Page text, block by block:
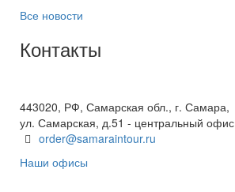
Все новости
Контакты
443020, РФ, Самарская обл., г. Самара,
ул. Самарская, д.51 - центральный офис
order@samaraintour.ru
Наши офисы